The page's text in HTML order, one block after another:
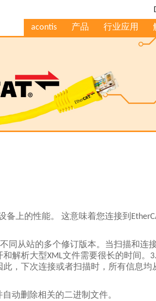
acontis
产品 行业应用
备上的性能。 这意味着您连接到
同从站的多个修订版本。当扫描和连
解析大型XML文件需要很长的时间。
，下次连接或者扫描时，所有信息
自动删除相关的二进制文件。